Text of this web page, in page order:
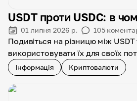
USDT проти USDC: в
01 липня 2026 р. 105
Подивіться на різницю між USDT
використовувати їх для своїх
Інформація Криптовалюти